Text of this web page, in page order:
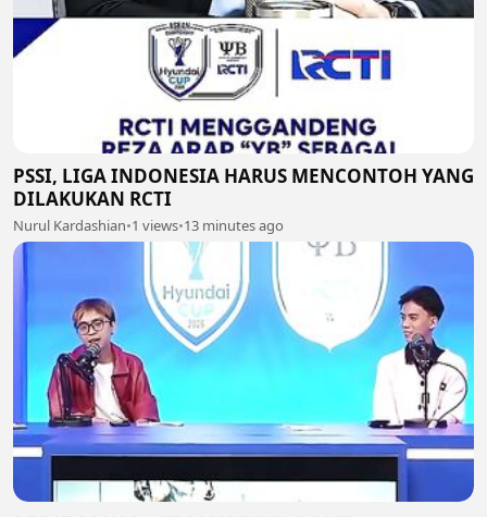
PSSI, LIGA INDONESIA HARUS MENCONTOH YANG
DILAKUKAN RCTI
Nurul Kardashian•1 views•13 minutes ago